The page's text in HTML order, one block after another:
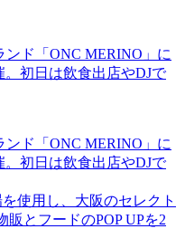
ンド「ONC MERINO」に
。初日は飲食出店やDJで
ンド「ONC MERINO」に
。初日は飲食出店やDJで
使用し、大阪のセレクト
とフードのPOP UPを2